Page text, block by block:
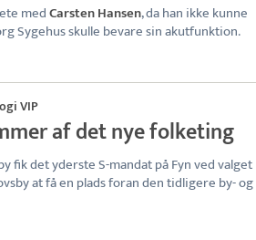
medCarsten Hansen, da han ikke kunne
Sygehus skulle bevare sin akutfunktion.
VIP
af det nye folketing
fik det yderste S-mandat på Fyn ved valget
at få en plads foran den tidligere by- og